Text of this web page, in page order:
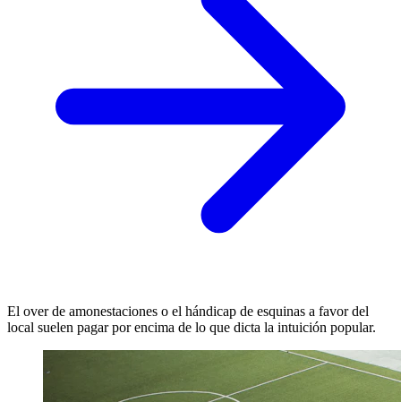
El over de amonestaciones o el hándicap de esquinas a favor del
local suelen pagar por encima de lo que dicta la intuición popular.